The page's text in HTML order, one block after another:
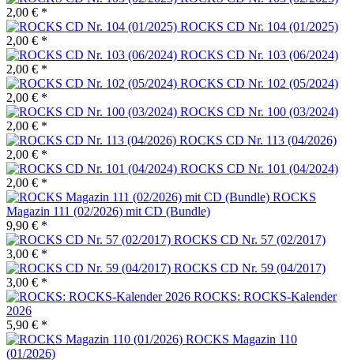
2,00 € *
ROCKS CD Nr. 104 (01/2025)
2,00 € *
ROCKS CD Nr. 103 (06/2024)
2,00 € *
ROCKS CD Nr. 102 (05/2024)
2,00 € *
ROCKS CD Nr. 100 (03/2024)
2,00 € *
ROCKS CD Nr. 113 (04/2026)
2,00 € *
ROCKS CD Nr. 101 (04/2024)
2,00 € *
ROCKS
Magazin 111 (02/2026) mit CD (Bundle)
9,90 € *
ROCKS CD Nr. 57 (02/2017)
3,00 € *
ROCKS CD Nr. 59 (04/2017)
3,00 € *
ROCKS: ROCKS-Kalender
2026
5,90 € *
ROCKS Magazin 110
(01/2026)